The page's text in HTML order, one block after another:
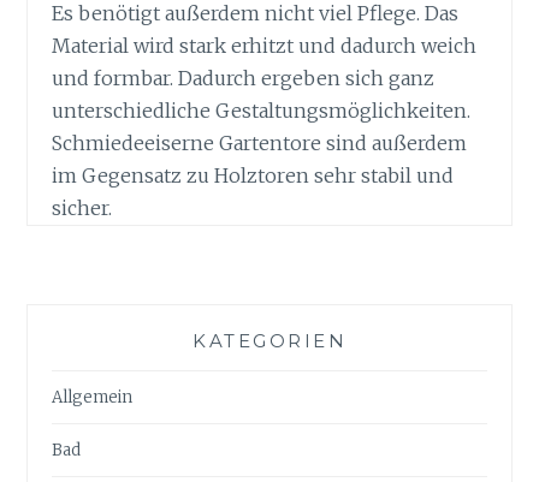
Es benötigt außerdem nicht viel Pflege. Das
Material wird stark erhitzt und dadurch weich
und formbar. Dadurch ergeben sich ganz
unterschiedliche Gestaltungsmöglichkeiten.
Schmiedeeiserne Gartentore sind außerdem
im Gegensatz zu Holztoren sehr stabil und
sicher.
KATEGORIEN
Allgemein
Bad